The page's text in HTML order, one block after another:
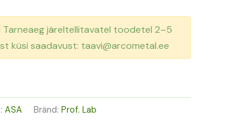
Tarneaeg järeltellitavatel toodetel 2–5
küsi saadavust: taavi@arcometal.ee
ASA Bränd: Prof. Lab